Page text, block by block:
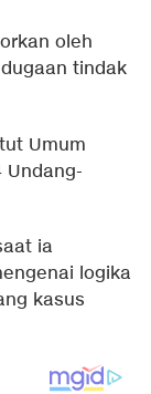
oleh
tindak
Umum
Undang-
ia
logika
kasus